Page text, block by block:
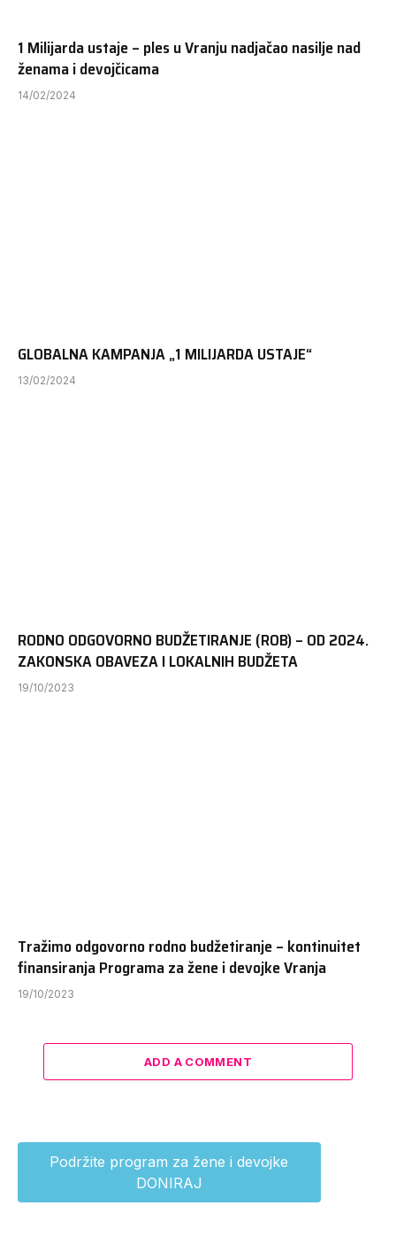
1 Milijarda ustaje – ples u Vranju nadjačao nasilje nad
ženama i devojčicama
14/02/2024
GLOBALNA KAMPANJA „1 MILIJARDA USTAJE“
13/02/2024
RODNO ODGOVORNO BUDŽETIRANJE (ROB) – OD 2024.
ZAKONSKA OBAVEZA I LOKALNIH BUDŽETA
19/10/2023
Tražimo odgovorno rodno budžetiranje – kontinuitet
finansiranja Programa za žene i devojke Vranja
19/10/2023
ADD A COMMENT
Podržite program za žene i devojke
DONIRAJ